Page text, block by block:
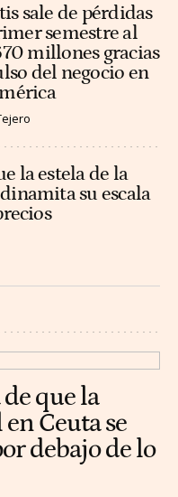
sale de pérdidas
semestre al
millones gracias
del negocio en
la estela de la
su escala
que la
Ceuta se
debajo de lo